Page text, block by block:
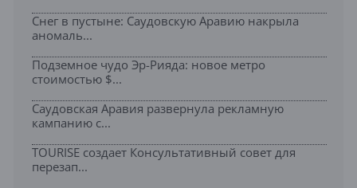
Снег в пустыне: Саудовскую Аравию накрыла
аномаль...
Подземное чудо Эр-Рияда: новое метро
стоимостью $...
Саудовская Аравия развернула рекламную
кампанию с...
TOURISE создает Консультативный совет для
перезап...